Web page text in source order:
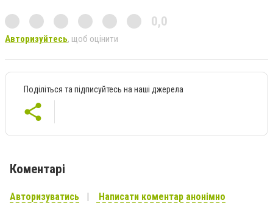
0,0
Авторизуйтесь, щоб оцінити
Поділіться та підписуйтесь на наші джерела
Коментарі
Авторизуватись Написати коментар анонімно